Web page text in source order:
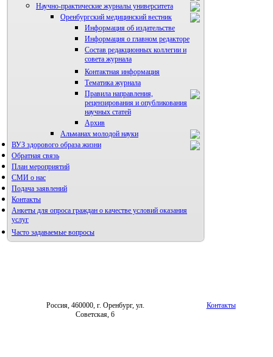
Научно-практические журналы университета
Оренбургский медицинский вестник
Информация об издательстве
Информация о главном редакторе
Состав редакционных коллегии и
совета журнала
Контактная информация
Тематика журнала
Правила направления,
рецензирования и опубликования
научных статей
Архив
Альманах молодой науки
Редакция журнала
ВУЗ здорового образа жизни
Фотогалерея
Обратная связь
План мероприятий
СМИ о нас
Подача заявлений
Контакты
Анкеты для опроса граждан о качестве условий оказания
услуг
Часто задаваемые вопросы
Россия, 460000, г. Оренбург, ул.
Советская, 6
Контакты